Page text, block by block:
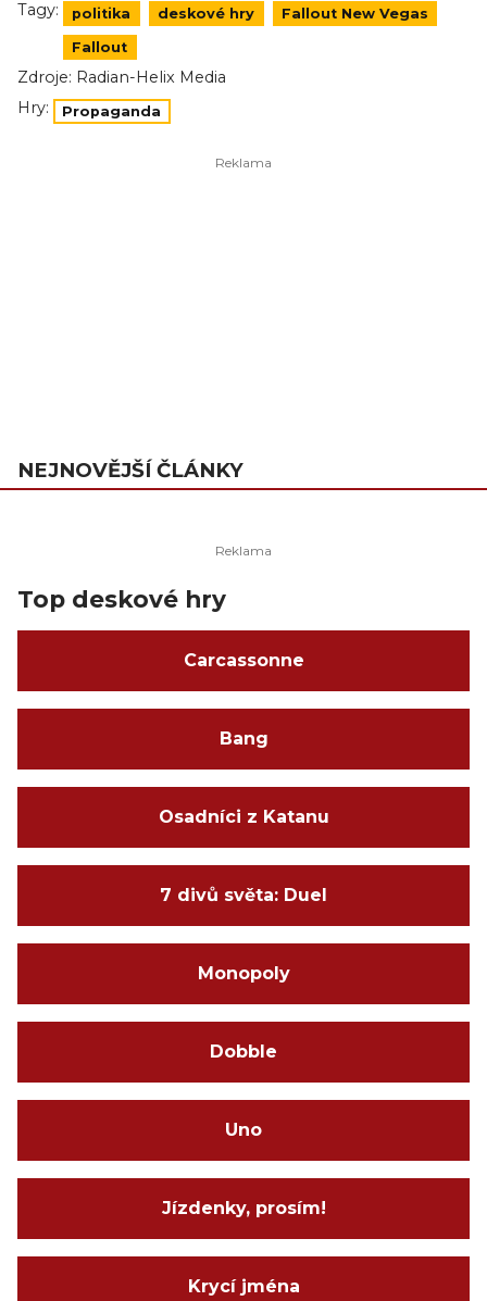
Tagy: politika deskové hry Fallout New Vegas
Fallout
Zdroje: Radian-Helix Media
Hry:
Propaganda
NEJNOVĚJŠÍ ČLÁNKY
Top deskové hry
Carcassonne
Bang
Osadníci z Katanu
7 divů světa: Duel
Monopoly
Dobble
Uno
Jízdenky, prosím!
Krycí jména